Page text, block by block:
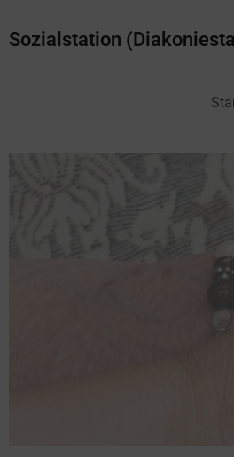
Sozialstation